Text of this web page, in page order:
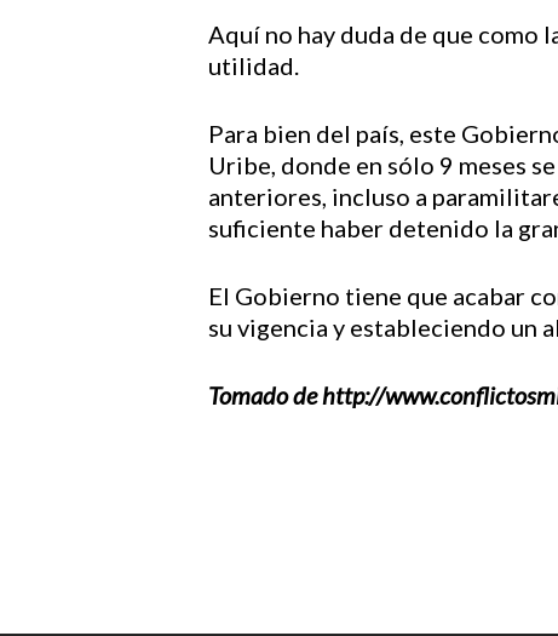
Aquí no hay duda de que como
utilidad.
Para bien del país, este
Uribe, donde en sólo 9 meses
anteriores, incluso a
suficiente haber detenido la
El Gobierno tiene que acabar
su vigencia y estableciendo un
Tomado de http://